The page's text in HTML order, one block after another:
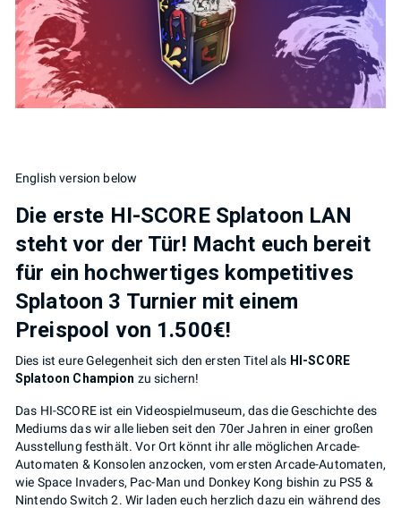
English version below
Die erste HI-SCORE Splatoon LAN
steht vor der Tür! Macht euch bereit
für ein hochwertiges kompetitives
Splatoon 3 Turnier mit einem
Preispool von 1.500€!
Dies ist eure Gelegenheit sich den ersten Titel als HI-SCORE
Splatoon Champion zu sichern!
Das HI-SCORE ist ein Videospielmuseum, das die Geschichte des
Mediums das wir alle lieben seit den 70er Jahren in einer großen
Ausstellung festhält. Vor Ort könnt ihr alle möglichen Arcade-
Automaten & Konsolen anzocken, vom ersten Arcade-Automaten,
wie Space Invaders, Pac-Man und Donkey Kong bishin zu PS5 &
Nintendo Switch 2. Wir laden euch herzlich dazu ein während des